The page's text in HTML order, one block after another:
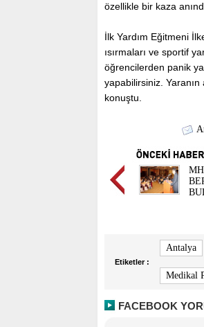
özellikle bir kaza
İlk Yardım Eğitmeni
ısırmaları ve sportif
öğrencilerden panik
yapabilirsiniz. Yaranın
konuştu.
Etiketler :
Antalya
Medikal
FACEBOOK